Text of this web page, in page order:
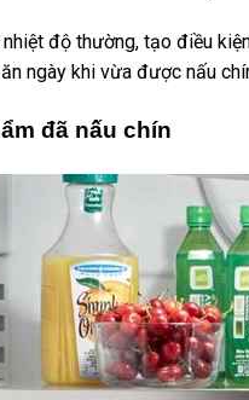
độ thường, tạo điều
ngày khi vừa được nấu
đã nấu chín